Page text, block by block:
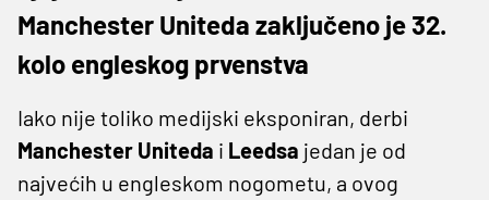
Manchester Uniteda zaključeno je 32.
kolo engleskog prvenstva
Iako nije toliko medijski eksponiran, derbi
Manchester Uniteda i Leedsa jedan je od
najvećih u engleskom nogometu, a ovog